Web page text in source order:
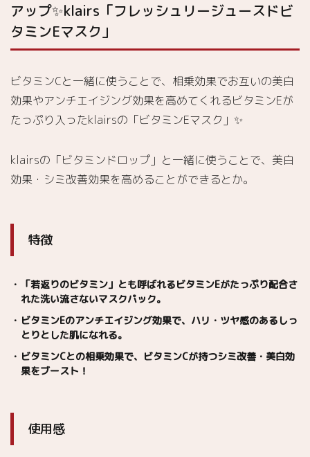
アップ✨klairs「フレッシュリージュースドビ
タミンEマスク」
ビタミンCと一緒に使うことで、相乗効果でお互いの美白
効果やアンチエイジング効果を高めてくれるビタミンEが
たっぷり入ったklairsの「ビタミンEマスク」✨
klairsの「ビタミンドロップ」と一緒に使うことで、美白
効果・シミ改善効果を高めることができるとか。
特徴
「若返りのビタミン」とも呼ばれるビタミンEがたっぷり配合さ
れた洗い流さないマスクパック。
ビタミンEのアンチエイジング効果で、ハリ・ツヤ感のあるしっ
とりとした肌になれる。
ビタミンCとの相乗効果で、ビタミンCが持つシミ改善・美白効
果をブースト！
使用感